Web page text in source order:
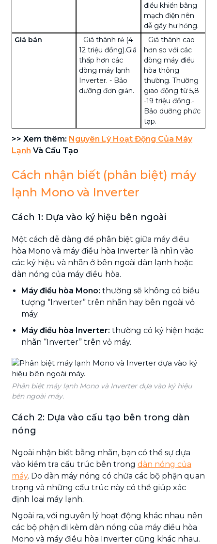
điều khiển bằng
mạch điện nên
dễ gây hư hỏng.
Giá bán
- Giá thành rẻ (4-
12 triệu đồng).Giá
thấp hơn các
dòng máy lạnh
Inverter.- Bảo
dưỡng đơn giản.
- Giá thành cao
hơn so với các
dòng máy điều
hòa thông
thường. Thường
giao động từ 5,8
-19 triệu đồng.-
Bảo dưỡng phức
tạp.
>> Xem thêm: Nguyên Lý Hoạt Động Của Máy
Lạnh Và Cấu Tạo
Cách nhận biết (phân biệt) máy
lạnh Mono và Inverter
Cách 1: Dựa vào ký hiệu bên ngoài
Một cách dễ dàng để phân biệt giữa máy điều
hòa Mono và máy điều hòa Inverter là nhìn vào
các ký hiệu và nhãn ở bên ngoài dàn lạnh hoặc
dàn nóng của máy điều hòa.
Máy điều hòa Mono: thường sẽ không có biểu
tượng “Inverter” trên nhãn hay bên ngoài vỏ
máy.
Máy điều hòa Inverter: thường có ký hiện hoặc
nhãn “Inverter” trên vỏ máy.
Phân biệt máy lạnh Mono và Inverter dựa vào ký hiệu
bên ngoài máy.
Cách 2: Dựa vào cấu tạo bên trong dàn
nóng
Ngoài nhận biết bằng nhãn, bạn có thể sự dựa
vào kiểm tra cấu trúc bên trong dàn nóng của
máy. Do dàn máy nóng có chứa các bộ phận quan
trọng và những cấu trúc này có thể giúp xác
định loại máy lạnh.
Ngoài ra, với nguyên lý hoạt động khác nhau nên
các bộ phận đi kèm dàn nóng của máy điều hòa
Mono và máy điều hòa Inverter cũng khác nhau.